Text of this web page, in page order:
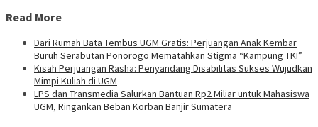
Read More
Dari Rumah Bata Tembus UGM Gratis: Perjuangan Anak Kembar
Buruh Serabutan Ponorogo Mematahkan Stigma “Kampung TKI”
Kisah Perjuangan Rasha: Penyandang Disabilitas Sukses Wujudkan
Mimpi Kuliah di UGM
LPS dan Transmedia Salurkan Bantuan Rp2 Miliar untuk Mahasiswa
UGM, Ringankan Beban Korban Banjir Sumatera